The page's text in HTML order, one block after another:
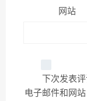
网站
下次发表
电子邮件和网站